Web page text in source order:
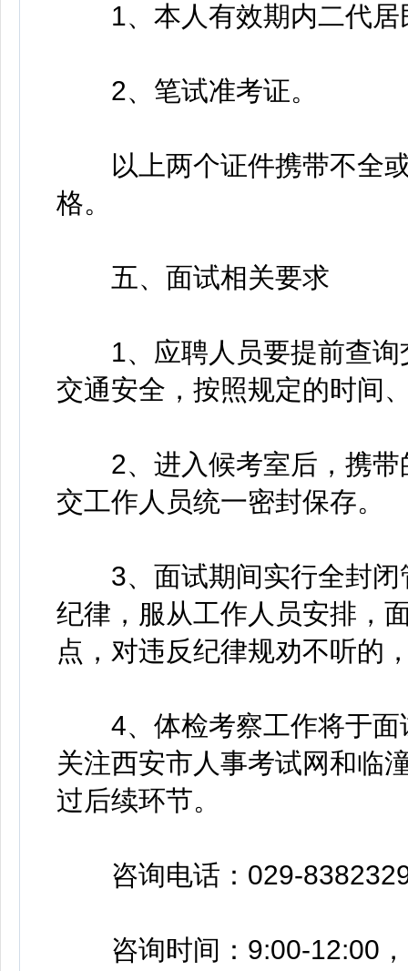
1、本人有效期内二代居
2、笔试准考证。
以上两个证件携带不全或
格。
五、面试相关要求
1、应聘人员要提前查询
交通安全，按照规定的时间
2、进入候考室后，携带
交工作人员统一密封保存。
3、面试期间实行全封闭
纪律，服从工作人员安排，
点，对违反纪律规劝不听的
4、体检考察工作将于面
关注西安市人事考试网和临
过后续环节。
咨询电话：029-
咨询时间：9:00-12:00，